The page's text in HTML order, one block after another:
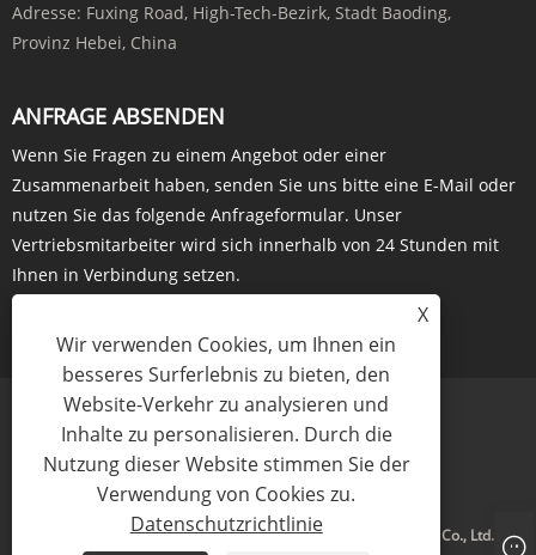
Adresse: Fuxing Road, High-Tech-Bezirk, Stadt Baoding,
Provinz Hebei, China
ANFRAGE ABSENDEN
Wenn Sie Fragen zu einem Angebot oder einer
Zusammenarbeit haben, senden Sie uns bitte eine E-Mail oder
nutzen Sie das folgende Anfrageformular. Unser
Vertriebsmitarbeiter wird sich innerhalb von 24 Stunden mit
Ihnen in Verbindung setzen.
Links Sitemap XML Datenschutzrichtlinie
Copyright © 2023 Baoding Harvester Import And Export Trading Co., Ltd. Alle
X
Wir verwenden Cookies, um Ihnen ein
besseres Surferlebnis zu bieten, den
Website-Verkehr zu analysieren und
Inhalte zu personalisieren. Durch die
Nutzung dieser Website stimmen Sie der
Verwendung von Cookies zu.
Datenschutzrichtlinie